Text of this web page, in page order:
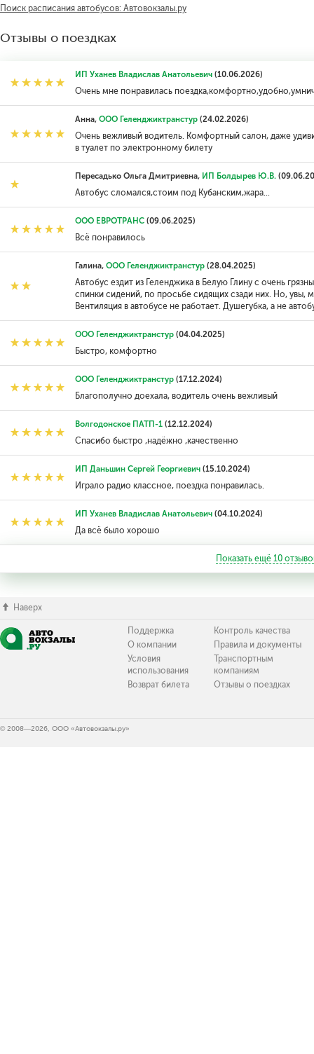
Поиск расписания автобусов: Автовокзалы.ру
Отзывы о поездках
ИП Уханев Владислав Анатольевич(10.06.2026)
Очень мне понравилась
Анна, ООО Геленджиктранстур(24.02.2026)
Очень вежливый водитель. Комфортный салон, даже
в туалет по электронному билету
Пересадько Ольга Дмитриевна, ИП Болдырев Ю.В.
Автобус сломался,стоим под Кубанским,жара...
ООО ЕВРОТРАНС(09.06.2025)
Всё понравилось
Галина, ООО Геленджиктранстур(28.04.2025)
Автобус ездит из Геленджика в Белую Глину с очень
спинки сидений, по просьбе сидящих сзади них. Но,
Вентиляция в автобусе не работает. Душегубка, а не
ООО Геленджиктранстур(04.04.2025)
Быстро, комфортно
ООО Геленджиктранстур(17.12.2024)
Благополучно доехала, водитель очень вежливый
Волгодонское ПАТП-1(12.12.2024)
Спасибо быстро ,надёжно ,качественно
ИП Даньшин Сергей Георгиевич(15.10.2024)
Играло радио классное, поездка понравилась.
ИП Уханев Владислав Анатольевич(04.10.2024)
Да всё было хорошо
Показать ещё 10
Наверх
Поддержка
О компании
Условия
использования
Возврат билета
Контроль качества
Правила и документы
Транспортным
компаниям
Отзывы о поездках
© 2008—2026, ООО «Автовокзалы.ру»